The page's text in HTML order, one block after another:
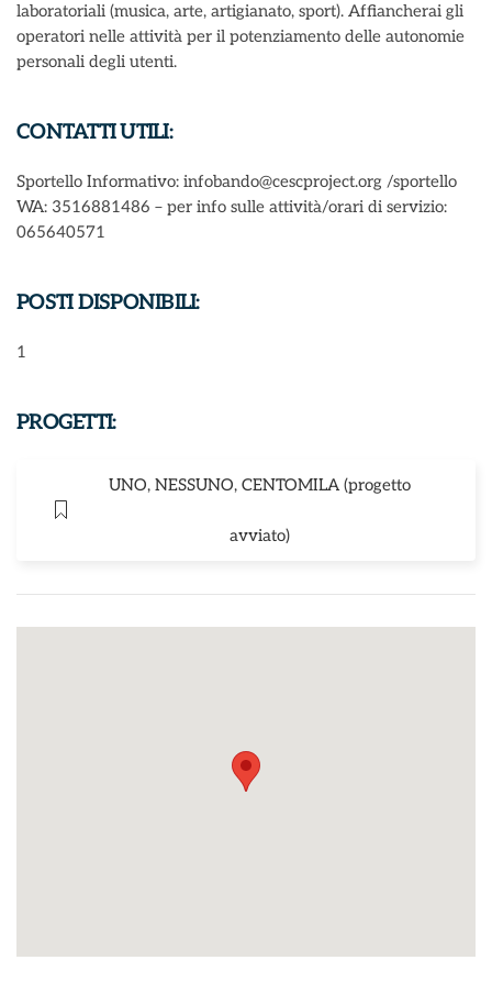
laboratoriali (musica, arte, artigianato, sport). Affiancherai gli
operatori nelle attività per il potenziamento delle autonomie
personali degli utenti.
CONTATTI UTILI:
Sportello Informativo: infobando@cescproject.org /sportello
WA: 3516881486 – per info sulle attività/orari di servizio:
065640571
POSTI DISPONIBILI:
1
PROGETTI:
UNO, NESSUNO, CENTOMILA (progetto
avviato)